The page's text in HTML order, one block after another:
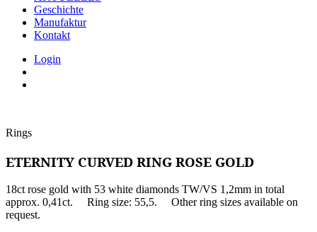
Geschichte
Manufaktur
Kontakt
Login
Rings
ETERNITY CURVED RING ROSE GOLD
18ct rose gold with 53 white diamonds TW/VS 1,2mm in total
approx. 0,41ct. Ring size: 55,5. Other ring sizes available on
request.